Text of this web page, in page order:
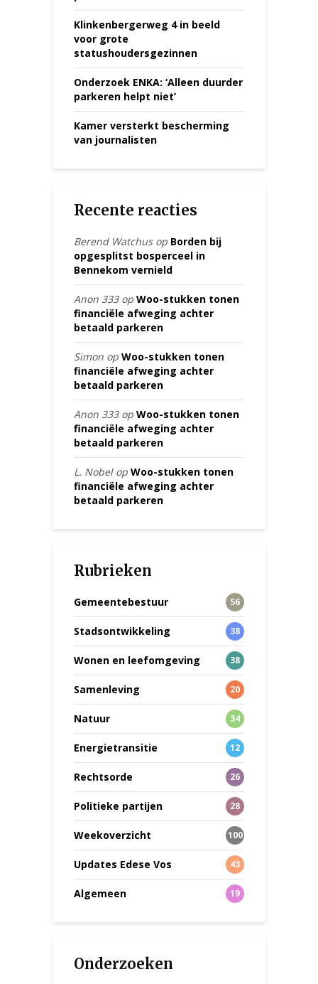
Klinkenbergerweg 4 in beeld
voor grote
statushoudersgezinnen
Onderzoek ENKA: ‘Alleen duurder
parkeren helpt niet’
Kamer versterkt bescherming
van journalisten
Recente reacties
Berend Watchusop Borden bij
opgesplitst bosperceel in
Bennekom vernield
Anon 333op Woo-stukken tonen
financiële afweging achter
betaald parkeren
Simon op Woo-stukken tonen
financiële afweging achter
betaald parkeren
Anon 333op Woo-stukken tonen
financiële afweging achter
betaald parkeren
L. Nobelop Woo-stukken tonen
financiële afweging achter
betaald parkeren
Rubrieken
Gemeentebestuur 56
Stadsontwikkeling 38
Wonen en leefomgeving 38
Samenleving 20
Natuur 34
Energietransitie 12
Rechtsorde 26
Politieke partijen 28
Weekoverzicht 100
Updates Edese Vos 43
Algemeen 19
Onderzoeken